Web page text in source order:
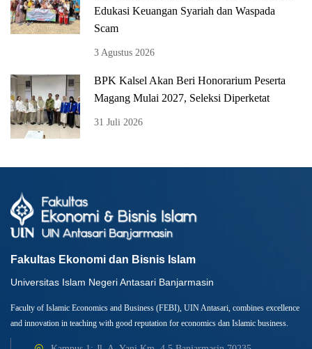
Edukasi Keuangan Syariah dan Waspada
Scam
3 Agustus 2026
BPK Kalsel Akan Beri Honorarium Peserta
Magang Mulai 2027, Seleksi Diperketat
31 Juli 2026
Fakultas Ekonomi dan Bisnis Islam
Universitas Islam Negeri Antasari Banjarmasin
Faculty of Islamic Economics and Business (FEBI), UIN Antasari, combines excellence
and innovation in teaching with good reputation for economics dan Islamic business.